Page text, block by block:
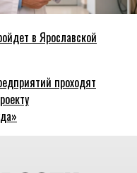
в Ярославской
проходят